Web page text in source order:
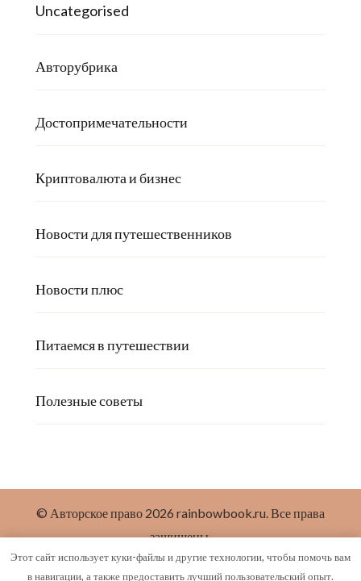
Uncategorised
Авторубрика
Достопримечательности
Криптовалюта и бизнес
Новости для путешественников
Новости плюс
Питаемся в путешествии
Полезные советы
© Авторское право 2026 rainbowbook.ru . Все права
защищены.
Styled Fashion | РазработанаBlossom Themes. На
Этот сайт использует куки-файлы и другие технологии, чтобы помочь вам
в навигации, а также предоставить лучший пользовательский опыт.